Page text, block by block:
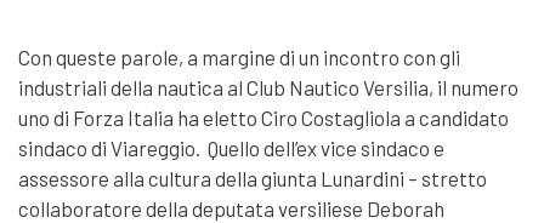
Con queste parole, a margine di un incontro con gli
industriali della nautica al Club Nautico Versilia, il numero
uno di Forza Italia ha eletto Ciro Costagliola a candidato
sindaco di Viareggio. Quello dell’ex vice sindaco e
assessore alla cultura della giunta Lunardini – stretto
collaboratore della deputata versiliese Deborah